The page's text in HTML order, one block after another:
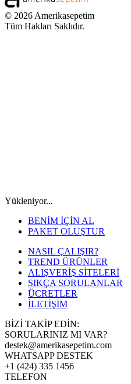
© 2026 Amerikasepetim
Tüm Hakları Saklıdır.
Yükleniyor...
BENİM İÇİN AL
PAKET OLUŞTUR
NASIL ÇALIŞIR?
TREND ÜRÜNLER
ALIŞVERİŞ SİTELERİ
SIKÇA SORULANLAR
ÜCRETLER
İLETİŞİM
BİZİ TAKİP EDİN:
SORULARINIZ MI VAR?
destek@amerikasepetim.com
WHATSAPP DESTEK
+1 (424) 335 1456
TELEFON